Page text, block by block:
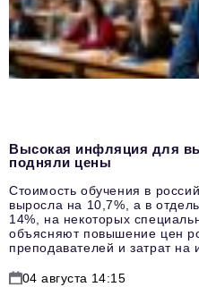
Высокая инфляция для
подняли цены
Стоимость обучения в
выросла на 10,7%, а в
14%, на некоторых
объясняют повышение цен
преподавателей и затрат на
04 августа 14:15